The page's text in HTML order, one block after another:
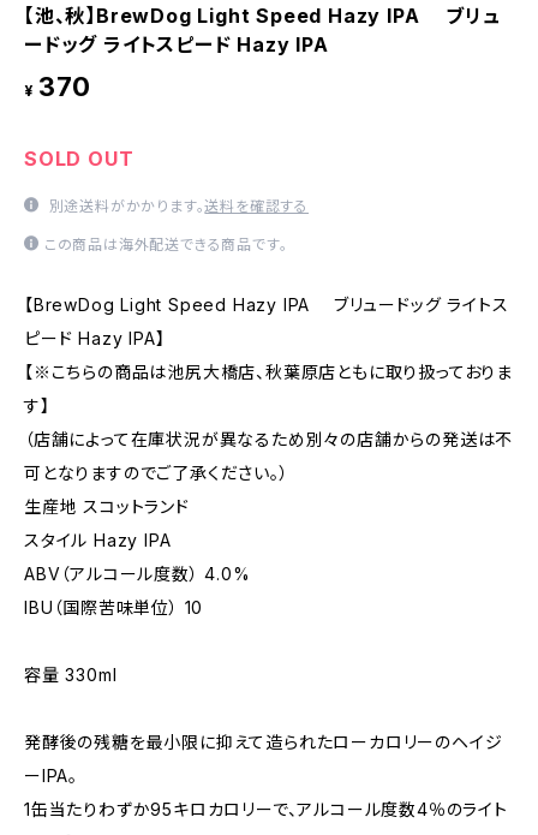
【池、秋】BrewDog Light Speed Hazy IPA ブリュ
ードッグ ライトスピード Hazy IPA
¥ 370
SOLD OUT
別途送料がかかります。送料を確認する
この商品は海外配送できる商品です。
【BrewDog Light Speed Hazy IPA ブリュードッグ ライトス
ピード Hazy IPA】
【※こちらの商品は池尻大橋店、秋葉原店ともに取り扱っておりま
す】
（店舗によって在庫状況が異なるため別々の店舗からの発送は不
可となりますのでご了承ください。）
生産地 スコットランド
スタイル Hazy IPA
ABV（アルコール度数） 4.0%
IBU（国際苦味単位） 10
容量 330ml
発酵後の残糖を最小限に抑えて造られたローカロリーのヘイジ
ーIPA。
1缶当たりわずか95キロカロリーで、アルコール度数4％のライト